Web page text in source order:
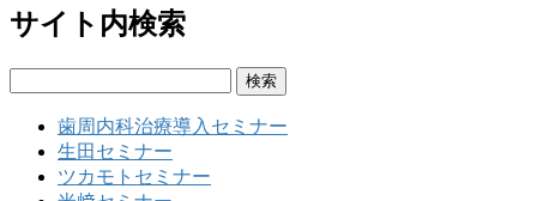
サイト内検索
歯周内科治療導入セミナー
生田セミナー
ツカモトセミナー